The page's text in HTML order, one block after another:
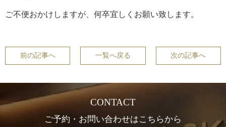
ご不便おかけしますが、何卒宜しくお願い致します。
前の記事へ 一覧へ戻る 次の記事へ
CONTACT
ご予約・お問い合わせはこちらから